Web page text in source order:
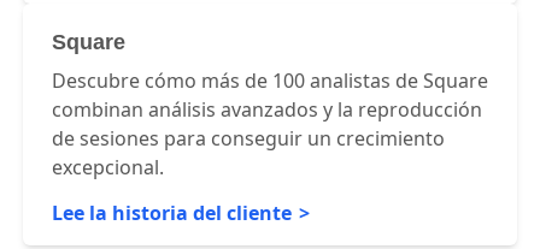
Square
Descubre cómo más de 100 analistas de Square
combinan análisis avanzados y la reproducción
de sesiones para conseguir un crecimiento
excepcional.
Lee la historia del cliente